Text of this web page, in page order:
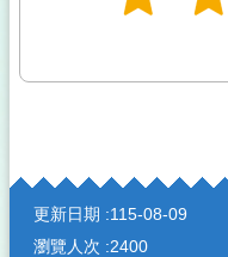
:::
更新日期
115-08-09
瀏覽人次
2400